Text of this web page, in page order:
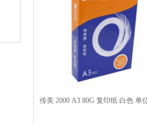
传美 2000 A3 80G 复印纸 白色 单